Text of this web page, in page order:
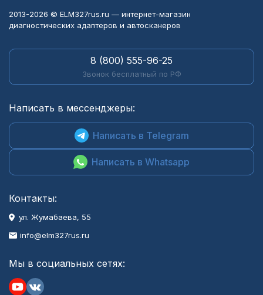
2013-2026 © ELM327rus.ru — интернет-магазин
диагностических адаптеров и автосканеров
8 (800) 555-96-25
Звонок бесплатный по РФ
Написать в мессенджеры:
Написать в Telegram
Написать в Whatsapp
Контакты:
ул. Жумабаева, 55
info@elm327rus.ru
Мы в социальных сетях: